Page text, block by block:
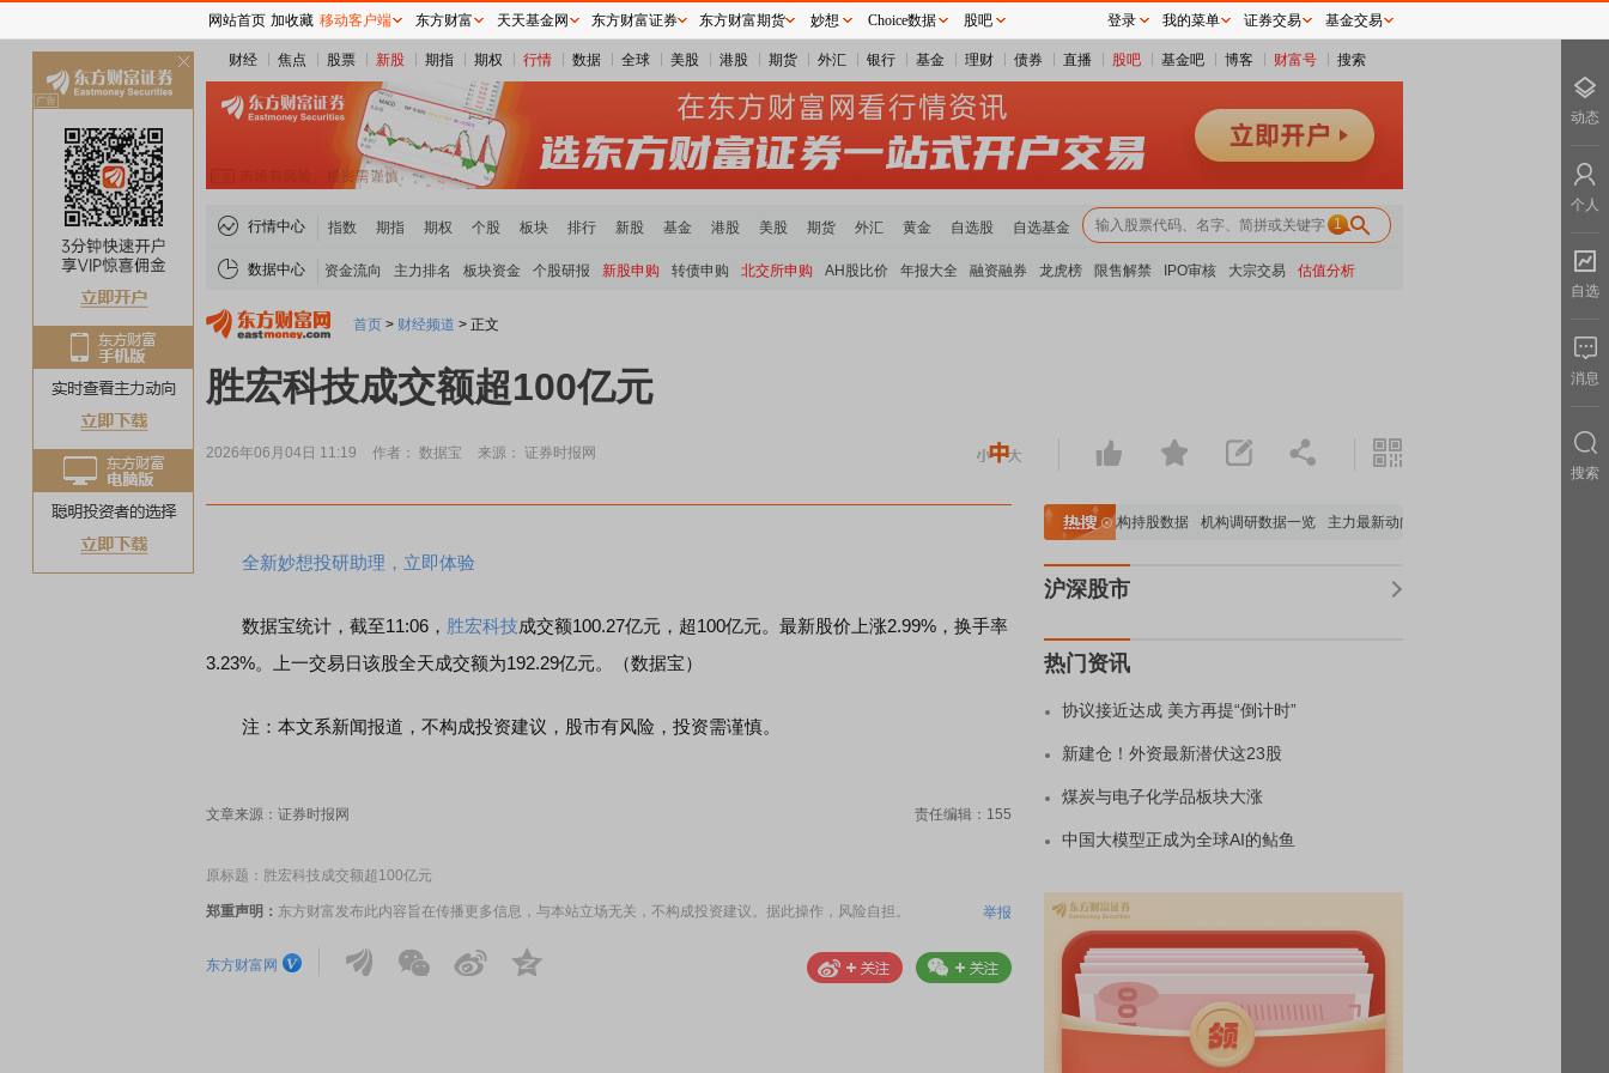
财经 焦点 股票 新股 期指 期权 行情 数据 全球 美股 港股 期货 外汇 银行 基金 理财 债券 直播 股吧 基金吧 博客 财富号 搜索
行情中心 指数 期指 期权 个股 板块 排行 新股 基金 港股 美股 期货 外汇 黄金 自选股 自选基金 1
数据中心 资金流向 主力排名 板块资金 个股研报 新股申购 转债申购 北交所申购 AH股比价 年报大全 融资融券 龙虎榜 限售解禁 IPO审核 大宗交易 估值分析
首页 > 财经频道 > 正文
胜宏科技成交额超100亿元
2026年06月04日 11:19 作者： 数据宝 来源： 证券时报网
全新妙想投研助理，立即体验
数据宝统计，截至11:06， 胜宏科技成交额100.27亿元，超100亿元。最新股价上涨2.99%，换手率
3.23%。上一交易日该股全天成交额为192.29亿元。（数据宝）
注：本文系新闻报道，不构成投资建议，股市有风险，投资需谨慎。
文章来源：证券时报网 责任编辑：155
原标题：胜宏科技成交额超100亿元
郑重声明： 东方财富发布此内容旨在传播更多信息，与本站立场无关，不构成投资建议。据此操作，风险自担。 举报
东方财富网
重要机构持股数据 机构调研数据一览 主力最新动向
沪深股市
热门资讯
协议接近达成 美方再提“倒计时”
新建仓！外资最新潜伏这23股
煤炭与电子化学品板块大涨
中国大模型正成为全球AI的鲇鱼
网站首页 加收藏 移动客户端 东方财富 天天基金网 东方财富证券 东方财富期货 妙想 Choice数据 股吧 登录 我的菜单 证券交易 基金交易
动态
个人
自选
消息
搜索
关